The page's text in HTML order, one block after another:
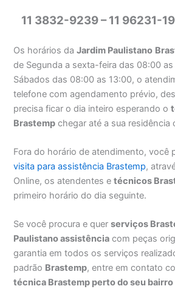
11 3832-9239 – 11 96231-
Os horários daJardim Paulistano
de Segunda a sexta-feira das 08:00
Sábados das 08:00 as 13:00, o
telefone com agendamento prévio,
precisa ficar o dia inteiro esperando o
Brastemp chegar até a sua residência
Fora do horário de atendimento, você
visita para assistência Brastemp,
Online, os atendentes etécnicos
primeiro horário do dia seguinte.
Se você procura e querserviços
Paulistano assistência com peças
garantia em todos os serviços
padrão Brastemp, entre em contato
técnica Brastemp perto do seu